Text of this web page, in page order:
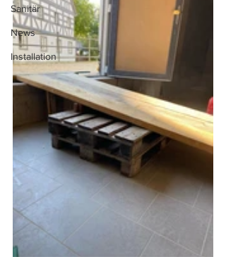
Sanitär
News
Installation